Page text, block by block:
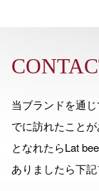
当ブランドを通
でに訪れたこと
となれたらLat
ありましたら下